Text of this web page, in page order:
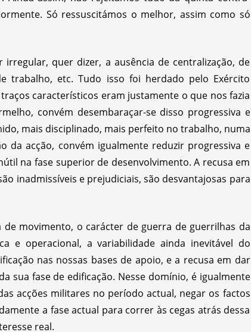
Só ressuscitámos o melhor, assim como só
quer dizer, a ausência de centralização, de
trabalho, etc. Tudo isso foi herdado pelo Exército
característicos eram justamente o que nos fazia
convém desembaraçar-se disso progressiva e
mais disciplinado, mais perfeito no trabalho, numa
da acção, convém igualmente reduzir progressiva e
na fase superior de desenvolvimento. A recusa em
inadmissíveis e prejudiciais, são desvantajosas para
movimento, o carácter de guerra de guerrilhas da
e operacional, a variabilidade ainda inevitável do
nas nossas bases de apoio, e a recusa em dar
sua fase de edificação. Nesse domínio, é igualmente
acções militares no período actual, negar os factos
a fase actual para correr às cegas atrás dessa
real.